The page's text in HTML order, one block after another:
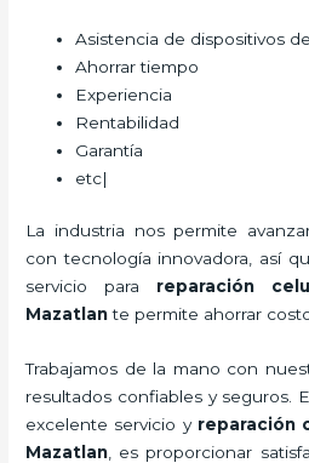
Asistencia de dispositivos
Ahorrar tiempo
Experiencia
Rentabilidad
Garantía
etc|
La industria nos permite
con tecnología innovadora, así
servicio para reparación
Mazatlante permite ahorrar
Trabajamos de la mano con
resultados confiables y seguros.
excelente servicio y reparación
Mazatlan , es proporcionar